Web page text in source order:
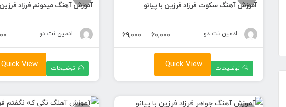
آموزش آهنگ سکوت فرزاد فرزین با پیانو
ادمین نت دو ۶۰,۰۰۰ – ۶۹,۰۰۰
قیمت:
۶۹,۰۰۰ تومان
توضیحات Quick View
آموزش آهنگ میدونم فرزاد فرزین
ادمین نت دو
توضیحات Quick View